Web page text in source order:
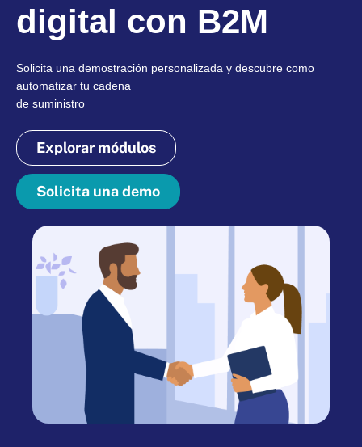
digital con B2M
Solicita una demostración personalizada y descubre como
automatizar tu cadena
de suministro
Explorar módulos
Solicita una demo